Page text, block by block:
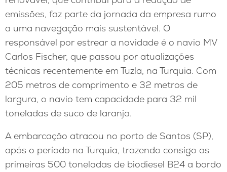
emissões, faz parte da jornada da empresa rumo
a uma navegação mais sustentável. O
responsável por estrear a novidade é o navio MV
Carlos Fischer, que passou por atualizações
técnicas recentemente em Tuzla, na Turquia. Com
205 metros de comprimento e 32 metros de
largura, o navio tem capacidade para 32 mil
toneladas de suco de laranja.
A embarcação atracou no porto de Santos (SP),
após o período na Turquia, trazendo consigo as
primeiras 500 toneladas de biodiesel B24 a bordo